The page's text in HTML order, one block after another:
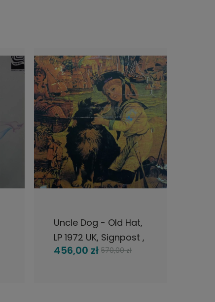
Uncle Dog - Old Hat,
LP 1972 UK, Signpost ,
rare
456,00 zł 570,00 zł
DO KOSZYKA